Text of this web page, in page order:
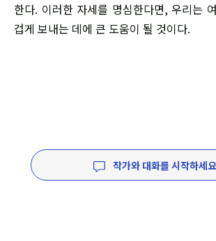
한다. 이러한 자세를 명심한다면, 우리는
겁게 보내는 데에 큰 도움이 될 것이다.
작가와 대화를 시작하세